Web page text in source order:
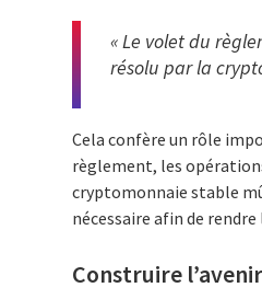
« Le volet du
résolu par la
Cela confère un rôle
règlement, les
cryptomonnaie stable
nécessaire afin de
Construire